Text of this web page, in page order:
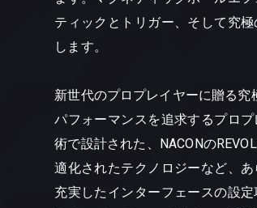
ティックとトリガー、そして究
します。
新世代のプロプレイヤーに贈る究
パフォーマンスを追求するプロ
術で設計された、NACONの
適化されたテクノロジーなど、
充実したインターフェースの設